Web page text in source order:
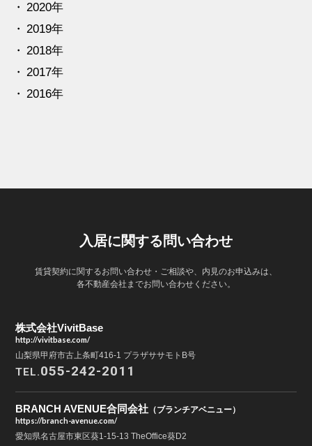
2020年
2019年
2018年
2017年
2016年
入居に関する問い合わせ
賃貸契約に関するお問い合わせ・ご相談や、内見のお申込みは、
各不動産会社までお問い合わせください。
株式会社VivitBase
http://vivitbase.com/
山梨県甲府市古上条町416-1 プラザササモトB号
TEL.055-242-2011
BRANCH AVENUE合同会社 （ブランチアベニュー）
https://branch-avenue.com/
愛知県名古屋市東区葵1-15-13 TheOffice葵D2